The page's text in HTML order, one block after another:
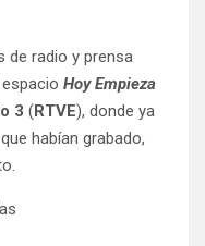
de radio y prensa
Hoy Empieza
3 (RTVE), donde ya
habían grabado,